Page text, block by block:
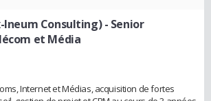
Ineum Consulting)- Senior
et Média
Internet et Médias, acquisition de fortes